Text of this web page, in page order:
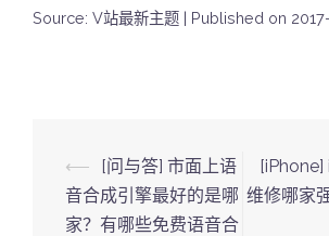
Source: V站最新主题 Published on
Post
navigation
⟵
[问与答] 市面上语
音合成引擎最好的是哪
家？有哪些免费语音合
[iPhone]
维修哪家